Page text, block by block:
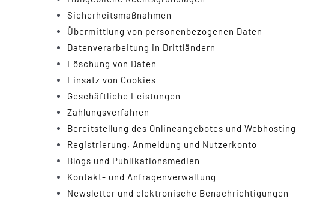
Sicherheitsmaßnahmen
Übermittlung von personenbezogenen Daten
Datenverarbeitung in Drittländern
Löschung von Daten
Einsatz von Cookies
Geschäftliche Leistungen
Zahlungsverfahren
Bereitstellung des Onlineangebotes und Webhosting
Registrierung, Anmeldung und Nutzerkonto
Blogs und Publikationsmedien
Kontakt- und Anfragenverwaltung
Newsletter und elektronische Benachrichtigungen